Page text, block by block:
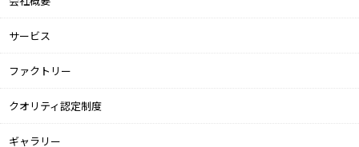
サービス
ファクトリー
クオリティ認定制度
ギャラリー